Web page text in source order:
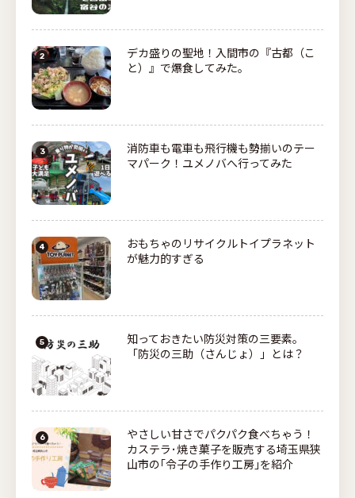
デカ盛りの聖地！入間市の『古都（こ
と）』で爆食してみた。
消防車も電車も飛行機も勢揃いのテー
マパーク！ユメノバへ行ってみた
おもちゃのリサイクルトイプラネット
が魅力的すぎる
知っておきたい防災対策の三要素。
「防災の三助（さんじょ）」とは？
やさしい甘さでパクパク食べちゃう！
カステラ･焼き菓子を販売する埼玉県狭
山市の｢令子の手作り工房｣を紹介